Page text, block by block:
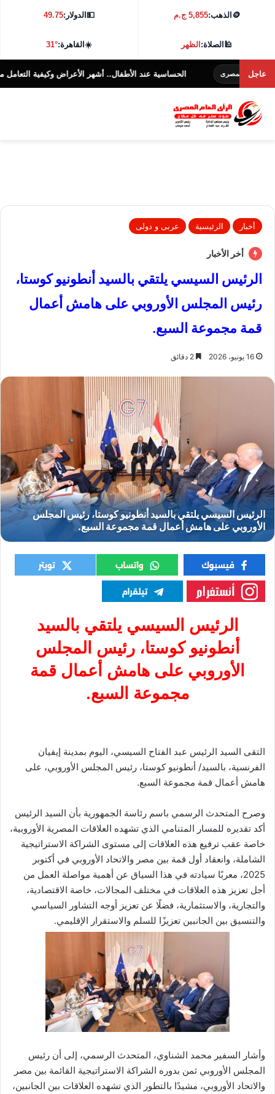
🪙 الذهب:5,855 ج.م 💵الدولار:49.75
🕌الصلاة:الظهر ☀️القاهرة:31°
عاجل الحساسية عند الأطفال.. أشهر الأعراض وكيفية التعامل معها؟
أخبار الرئيسية عربى و دولى
أخر الأخبار
الرئيس السيسي يلتقي بالسيد أنطونيو كوستا،
رئيس المجلس الأوروبي على هامش أعمال
قمة مجموعة السبع.
16 يونيو، 2026
الرئيس السيسي يلتقي بالسيد
أنطونيو كوستا، رئيس المجلس
الأوروبي على هامش أعمال قمة
مجموعة السبع.
التقى السيد الرئيس عبد الفتاح السيسي، اليوم بمدينة إيفيان
الفرنسية، بالسيد/ أنطونيو كوستا، رئيس المجلس الأوروبي، على
هامش أعمال قمة مجموعة السبع.
وصرح المتحدث الرسمي باسم رئاسة الجمهورية بأن السيد الرئيس
أكد تقديره للمسار المتنامي الذي تشهده العلاقات المصرية الأوروبية،
خاصة عقب ترفيع هذه العلاقات إلى مستوى الشراكة الاستراتيجية
الشاملة، وانعقاد أول قمة بين مصر والاتحاد الأوروبي في أكتوبر
2025، معربًا سيادته في هذا السياق عن أهمية مواصلة العمل من
أجل تعزيز هذه العلاقات في مختلف المجالات، خاصة الاقتصادية،
والتجارية، والاستثمارية، فضلًا عن تعزيز أوجه التشاور السياسي
والتنسيق بين الجانبين تعزيزًا للسلم والاستقرار الإقليمي.
وأشار السفير محمد الشناوي، المتحدث الرسمي، إلى أن رئيس
المجلس الأوروبي ثمن بدوره الشراكة الاستراتيجية القائمة بين مصر
والاتحاد الأوروبي، مشيدًا بالتطور الذي تشهده العلاقات بين الجانبين،